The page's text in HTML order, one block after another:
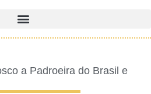
a Padroeira do Brasil e